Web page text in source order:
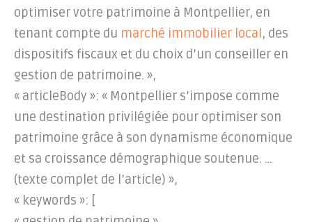
optimiser votre patrimoine à Montpellier, en
tenant compte du marché immobilier local , des
dispositifs fiscaux et du choix d’un conseiller en
gestion de patrimoine. »,
« articleBody »: « Montpellier s’impose comme
une destination privilégiée pour optimiser son
patrimoine grâce à son dynamisme économique
et sa croissance démographique soutenue. …
(texte complet de l’article) »,
« keywords »: [